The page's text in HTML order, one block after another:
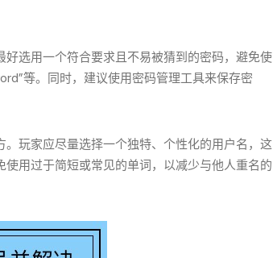
选用一个符合要求且不易被猜到的密码，避免使
等。同时，建议使用密码管理工具来保存密
玩家应尽量选择一个独特、个性化的用户名，这
用过于简短或常见的单词，以减少与他人重名的